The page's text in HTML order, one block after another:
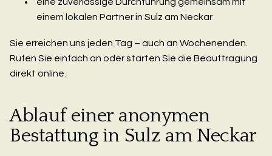
einem lokalen Partner in Sulz am Neckar
Sie erreichen uns jeden Tag – auch an Wochenenden.
Rufen Sie einfach an oder starten Sie die Beauftragung
direkt online.
Ablauf einer anonymen
Bestattung in Sulz am Neckar